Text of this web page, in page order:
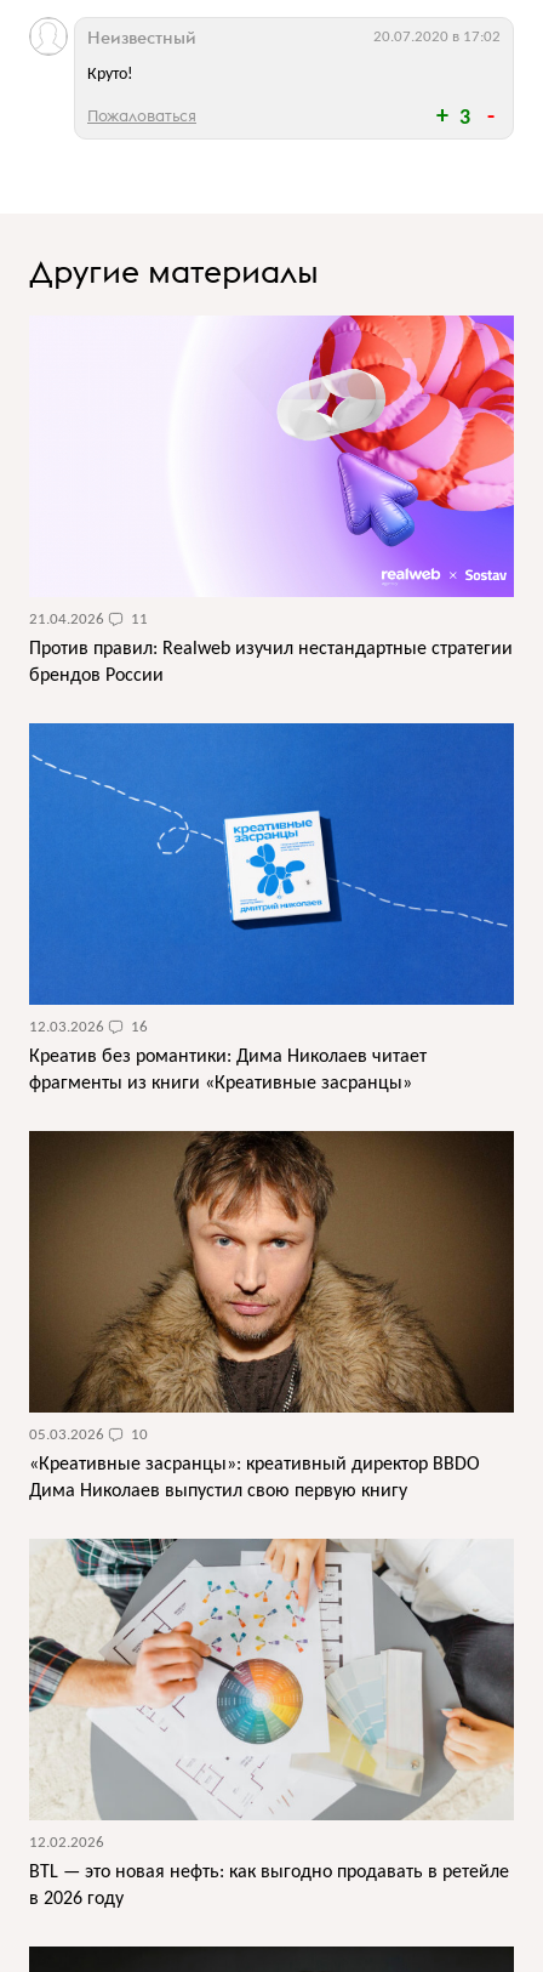
3
Круто!
Неизвестный 20.07.2020 в 17:02
Пожаловаться
Другие материалы
21.04.2026 11
Против правил: Realweb изучил нестандартные стратегии
брендов России
12.03.2026 16
Креатив без романтики: Дима Николаев читает
фрагменты из книги «Креативные засранцы»
05.03.2026 10
«Креативные засранцы»: креативный директор BBDO
Дима Николаев выпустил свою первую книгу
12.02.2026
BTL — это новая нефть: как выгодно продавать в ретейле
в 2026 году